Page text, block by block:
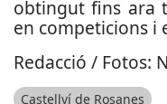
obtingut fins ara
en competicions i
Redacció / Fotos:
Castellví de Rosanes